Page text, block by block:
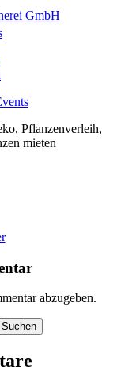
Pflanzenverleih,
mieten
abzugeben.